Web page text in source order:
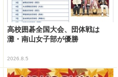
高校囲碁全国大会、団体戦は
灘・南山女子部が優勝
2026.8.5